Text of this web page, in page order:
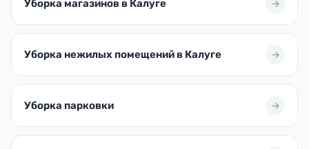
Уборка магазинов в Калуге
Уборка нежилых помещений в Калуге
Уборка парковки